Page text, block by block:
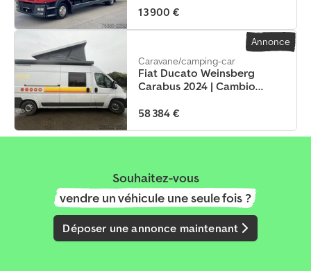
13 900 €
Caravane/camping-car
Fiat Ducato Weinsberg
Carabus 2024 | Cambio
58 384 €
Annonce
Souhaitez-vous
vendre un véhicule une seule fois ?
Déposer une annonce maintenant